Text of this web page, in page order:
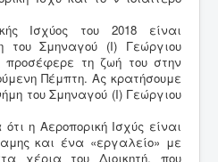
Ισχύος του 2018 είναι
Σμηναγού (Ι) Γεώργιου
προσέφερε τη ζωή του στην
Πέμπτη. Ας κρατήσουμε
του Σμηναγού (Ι) Γεώργιου
η Αεροπορική Ισχύς είναι
και ένα «εργαλείο» με
χέρια του Διοικητή, που